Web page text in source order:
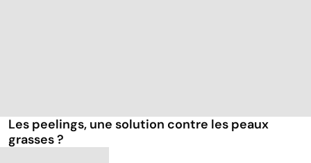
Les peelings, une solution contre les peaux
grasses ?